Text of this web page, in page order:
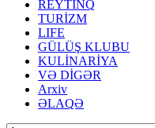
REYTİNQ
TURİZM
LIFE
GÜLÜŞ KLUBU
KULİNARİYA
VƏ DİGƏR
Arxiv
ƏLAQƏ